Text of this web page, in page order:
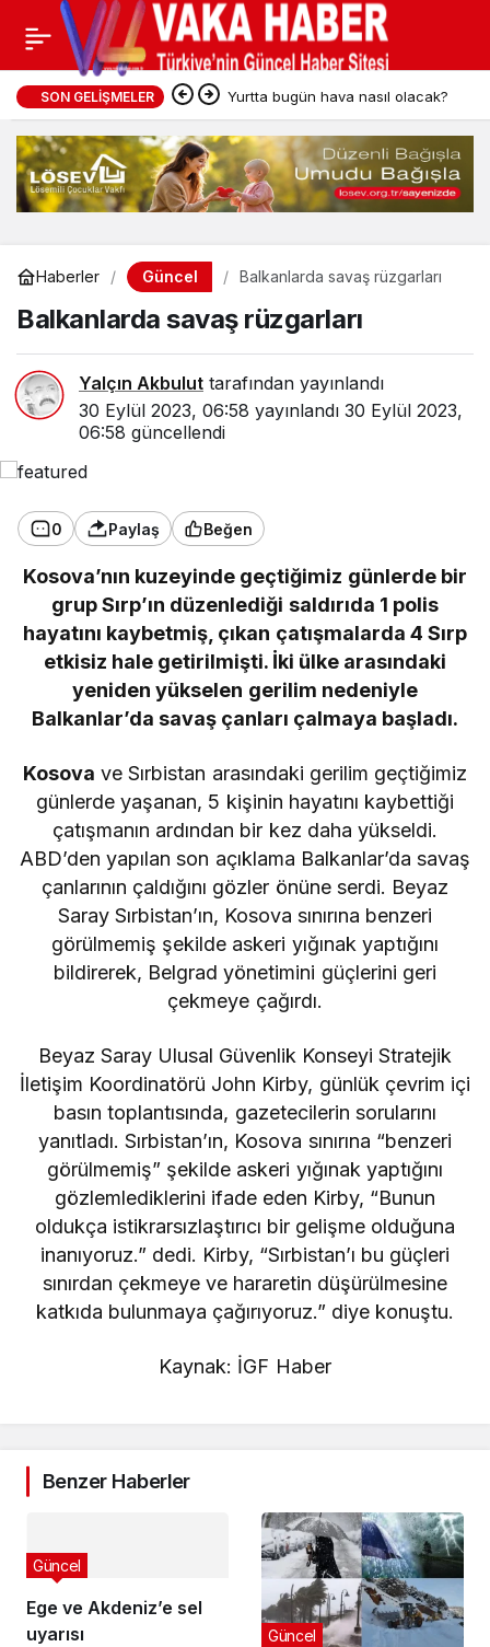
SON GELIŞMELER Yurtta bugün hava nasıl olacak?
Haberler Güncel Balkanlarda savaş rüzgarları
Balkanlarda savaş rüzgarları
Yalçın Akbulut tarafından yayınlandı
30 Eylül 2023, 06:58 yayınlandı 30 Eylül 2023,
06:58 güncellendi
0 Paylaş Beğen
Kosova’nın kuzeyinde geçtiğimiz günlerde bir
grup Sırp’ın düzenlediği saldırıda 1 polis
hayatını kaybetmiş, çıkan çatışmalarda 4 Sırp
etkisiz hale getirilmişti. İki ülke arasındaki
yeniden yükselen gerilim nedeniyle
Balkanlar’da savaş çanları çalmaya başladı.
Kosova ve Sırbistan arasındaki gerilim geçtiğimiz
günlerde yaşanan, 5 kişinin hayatını kaybettiği
çatışmanın ardından bir kez daha yükseldi.
ABD’den yapılan son açıklama Balkanlar’da savaş
çanlarının çaldığını gözler önüne serdi. Beyaz
Saray Sırbistan’ın, Kosova sınırına benzeri
görülmemiş şekilde askeri yığınak yaptığını
bildirerek, Belgrad yönetimini güçlerini geri
çekmeye çağırdı.
Beyaz Saray Ulusal Güvenlik Konseyi Stratejik
İletişim Koordinatörü John Kirby, günlük çevrim içi
basın toplantısında, gazetecilerin sorularını
yanıtladı. Sırbistan’ın, Kosova sınırına “benzeri
görülmemiş” şekilde askeri yığınak yaptığını
gözlemlediklerini ifade eden Kirby, “Bunun
oldukça istikrarsızlaştırıcı bir gelişme olduğuna
inanıyoruz.” dedi. Kirby, “Sırbistan’ı bu güçleri
sınırdan çekmeye ve hararetin düşürülmesine
katkıda bulunmaya çağırıyoruz.” diye konuştu.
Kaynak: İGF Haber
Benzer Haberler
Ege ve Akdeniz’e sel
uyarısı
Güncel
Güncel